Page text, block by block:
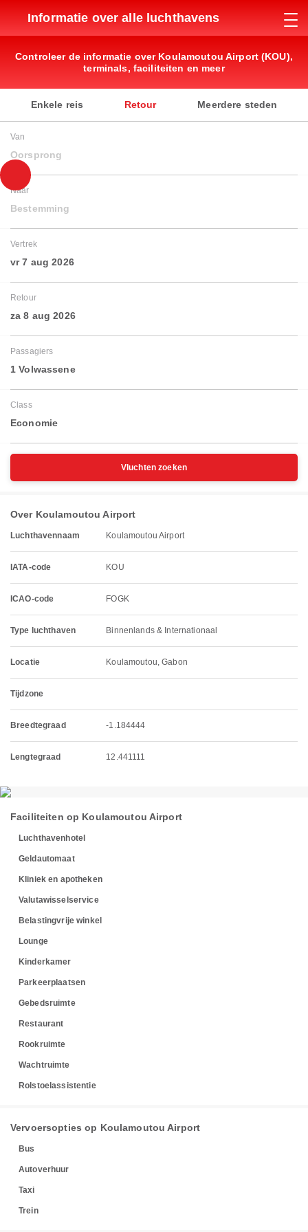
Informatie over alle luchthavens
Controleer de informatie over Koulamoutou Airport (KOU),
terminals, faciliteiten en meer
Enkele reis Retour Meerdere steden
Van
Oorsprong
Naar
Bestemming
Vertrek
vr 7 aug 2026
Retour
za 8 aug 2026
Passagiers
1 Volwassene
Class
Economie
Vluchten zoeken
Over Koulamoutou Airport
Luchthavennaam Koulamoutou Airport
IATA-code KOU
ICAO-code FOGK
Type luchthaven Binnenlands & Internationaal
Locatie Koulamoutou, Gabon
Tijdzone
Breedtegraad -1.184444
Lengtegraad 12.441111
Faciliteiten op Koulamoutou Airport
Luchthavenhotel
Geldautomaat
Kliniek en apotheken
Valutawisselservice
Belastingvrije winkel
Lounge
Kinderkamer
Parkeerplaatsen
Gebedsruimte
Restaurant
Rookruimte
Wachtruimte
Rolstoelassistentie
Vervoersopties op Koulamoutou Airport
Bus
Autoverhuur
Taxi
Trein